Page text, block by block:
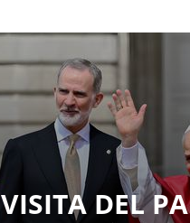
VISITA DEL